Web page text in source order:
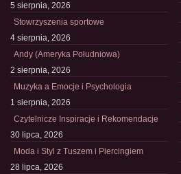
5 sierpnia, 2026
Stowrzyszenia sportowe
4 sierpnia, 2026
Andy (Ameryka Południowa)
2 sierpnia, 2026
Muzyka a Emocje i Psychologia
1 sierpnia, 2026
Czytelnicze Inspiracje i Rekomendacje
30 lipca, 2026
Moda i Styl z Tuszem i Piercingiem
28 lipca, 2026